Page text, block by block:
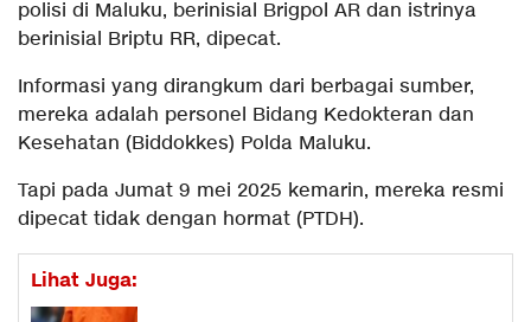
polisi di Maluku, berinisial Brigpol AR dan istrinya
berinisial Briptu RR, dipecat.
Informasi yang dirangkum dari berbagai sumber,
mereka adalah personel Bidang Kedokteran dan
Kesehatan (Biddokkes) Polda Maluku.
Tapi pada Jumat 9 mei 2025 kemarin, mereka resmi
dipecat tidak dengan hormat (PTDH).
Lihat Juga: